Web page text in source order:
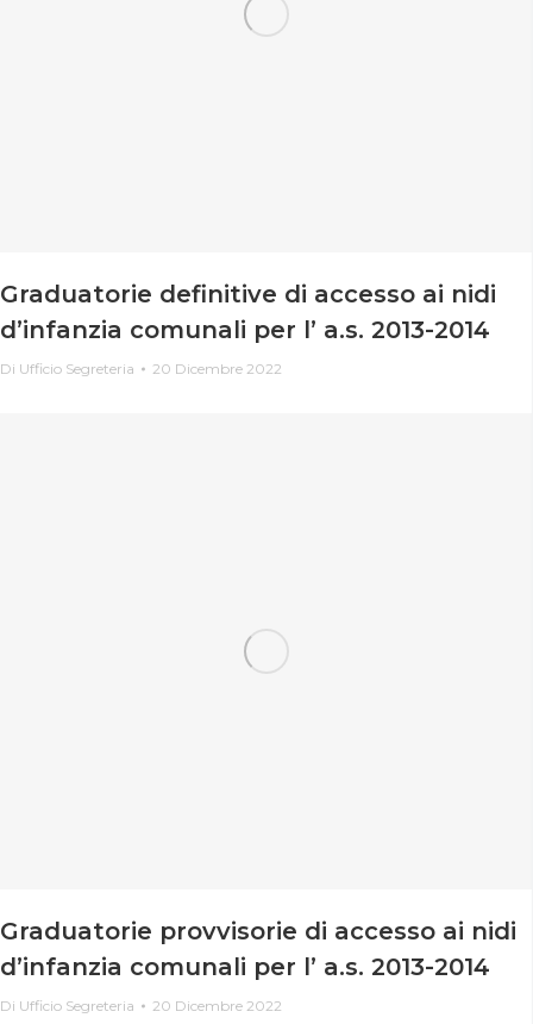
Graduatorie definitive di accesso ai nidi
d’infanzia comunali per l’ a.s. 2013-2014
Di Ufficio Segreteria 20 Dicembre 2022
Graduatorie provvisorie di accesso ai nidi
d’infanzia comunali per l’ a.s. 2013-2014
Di Ufficio Segreteria 20 Dicembre 2022